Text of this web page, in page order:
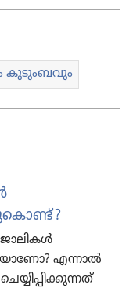
കുടുംബവും
?
എന്നാൽ